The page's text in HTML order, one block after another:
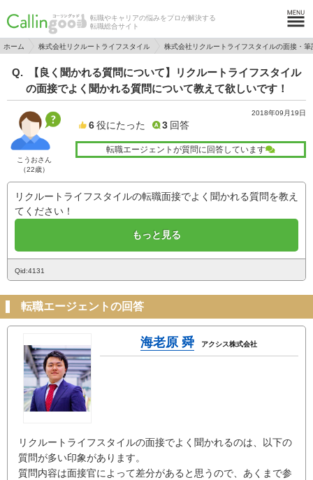
転職やキャリアの悩みをプロが解決する
転職総合サイト
ホーム 株式会社リクルートライフスタイル 株式会社リクルートライフスタイルの面接・筆
【良く聞かれる質問について】リクルートライフスタイル
の面接でよく聞かれる質問について教えて欲しいです！
こうおさん
（22歳）
2018年09月19日
6 役にたった 3 回答
転職エージェントが質問に回答しています
リクルートライフスタイルの転職面接でよく聞かれる質問を教え
てください！
もっと見る
Qid:4131
転職エージェントの回答
海老原 舜 アクシス株式会社
リクルートライフスタイルの面接でよく聞かれるのは、以下の
質問が多い印象があります。
質問内容は面接官によって差分があると思うので、あくまで参